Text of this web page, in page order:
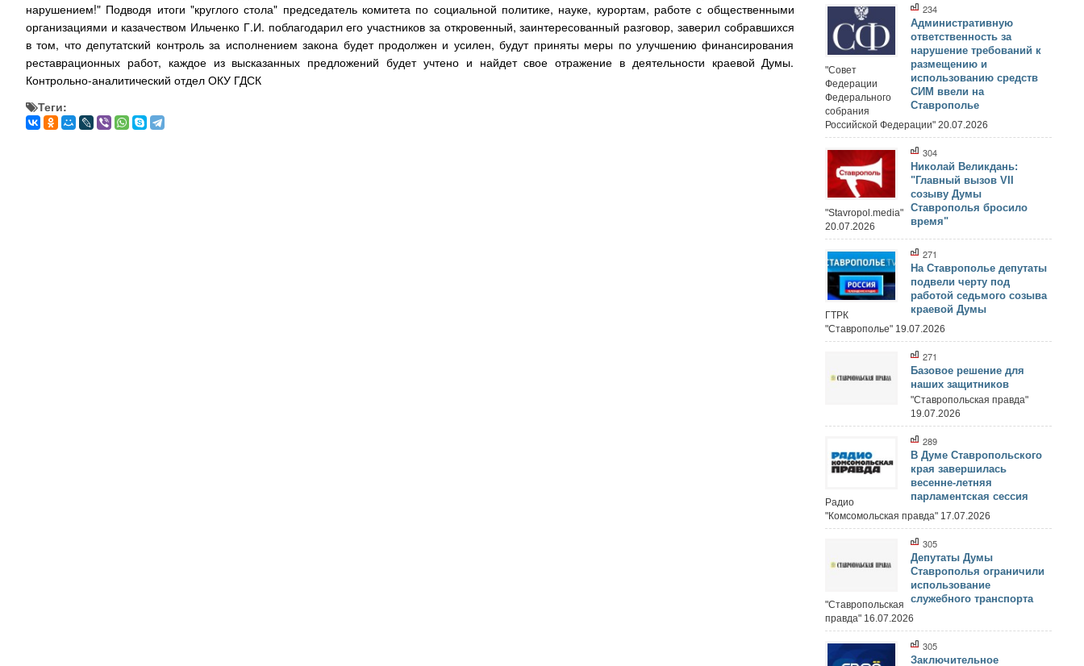
нарушением!" Подводя итоги "круглого стола" председатель комитета по социальной политике, науке, курортам, работе с общественными
организациями и казачеством Ильченко Г.И. поблагодарил его участников за откровенный, заинтересованный разговор, заверил собравшихся
в том, что депутатский контроль за исполнением закона будет продолжен и усилен, будут приняты меры по улучшению финансирования
реставрационных работ, каждое из высказанных предложений будет учтено и найдет свое отражение в деятельности краевой Думы.
Контрольно-аналитический отдел ОКУ ГДСК
Теги:
234
Административную
ответственность за
нарушение требований к
размещению и
использованию средств
СИМ ввели на
Ставрополье
"Совет
Федерации
Федерального
собрания
Российской Федерации" 20.07.2026
304
Николай Великдань:
"Главный вызов VII
созыву Думы
Ставрополья бросило
время"
"Stavropol.media"
20.07.2026
271
На Ставрополье депутаты
подвели черту под
работой седьмого созыва
краевой Думы
ГТРК
"Ставрополье" 19.07.2026
271
Базовое решение для
наших защитников
"Ставропольская правда"
19.07.2026
289
В Думе Ставропольского
края завершилась
весенне-летняя
парламентская сессия
Радио
"Комсомольская правда" 17.07.2026
305
Депутаты Думы
Ставрополья ограничили
использование
служебного транспорта
"Ставропольская
правда" 16.07.2026
305
Заключительное